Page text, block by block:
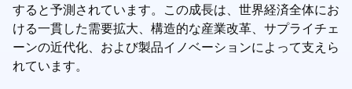
すると予測されています。この成長は、世界経済全体にお
ける一貫した需要拡大、構造的な産業改革、サプライチェ
ーンの近代化、および製品イノベーションによって支えら
れています。